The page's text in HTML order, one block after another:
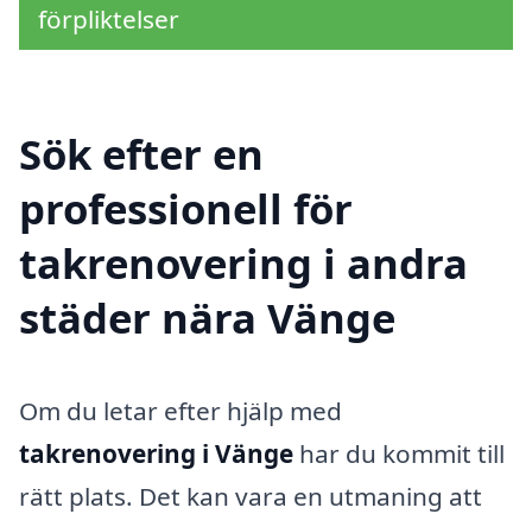
förpliktelser
Sök efter en
professionell för
takrenovering i andra
städer nära Vänge
Om du letar efter hjälp med
takrenovering i Vänge har du kommit till
rätt plats. Det kan vara en utmaning att